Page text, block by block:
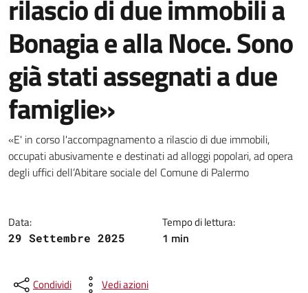
rilascio di due immobili a
Bonagia e alla Noce. Sono
già stati assegnati a due
famiglie»
Dettagli della notizia
«E' in corso l'accompagnamento a rilascio di due immobili,
occupati abusivamente e destinati ad alloggi popolari, ad opera
degli uffici dell’Abitare sociale del Comune di Palermo
Data:
29 Settembre 2025
Tempo di lettura:
1 min
Condividi Vedi azioni